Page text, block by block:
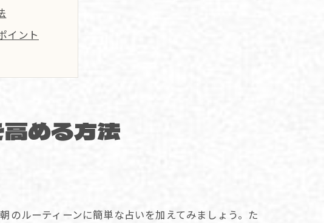
イント
点
として活用
める方法
のルーティーンに簡単な占いを加えてみましょう。た